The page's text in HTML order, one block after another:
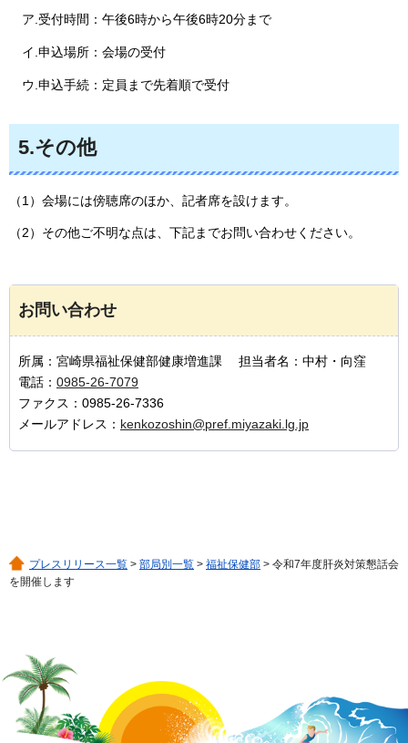
ア.受付時間：午後6時から午後6時20分まで
イ.申込場所：会場の受付
ウ.申込手続：定員まで先着順で受付
5.その他
（1）会場には傍聴席のほか、記者席を設けます。
（2）その他ご不明な点は、下記までお問い合わせください。
お問い合わせ
所属：宮崎県福祉保健部健康増進課 担当者名：中村・向窪
電話： 0985-26-7079
ファクス：0985-26-7336
メールアドレス： kenkozoshin@pref.miyazaki.lg.jp
プレスリリース一覧 > 部局別一覧 > 福祉保健部 > 令和7年度肝炎対策懇話会
を開催します